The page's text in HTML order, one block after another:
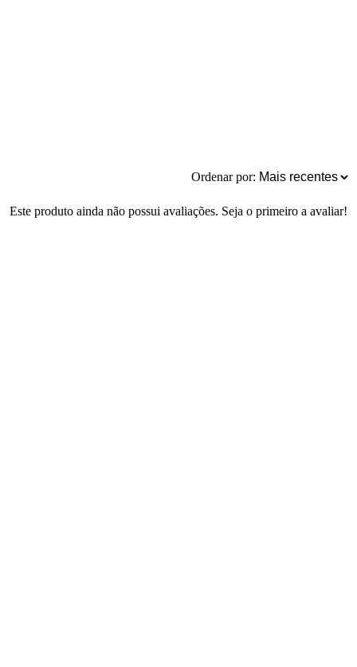
Ordenar por:
Este produto ainda não possui avaliações. Seja o primeiro a avaliar!